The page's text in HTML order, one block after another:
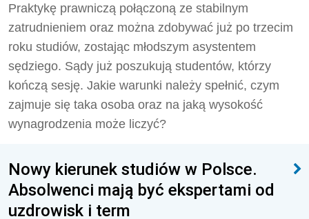
Praktykę prawniczą połączoną ze stabilnym
zatrudnieniem oraz można zdobywać już po trzecim
roku studiów, zostając młodszym asystentem
sędziego. Sądy już poszukują studentów, którzy
kończą sesję. Jakie warunki należy spełnić, czym
zajmuje się taka osoba oraz na jaką wysokość
wynagrodzenia może liczyć?
Nowy kierunek studiów w Polsce.
Absolwenci mają być ekspertami od
uzdrowisk i term